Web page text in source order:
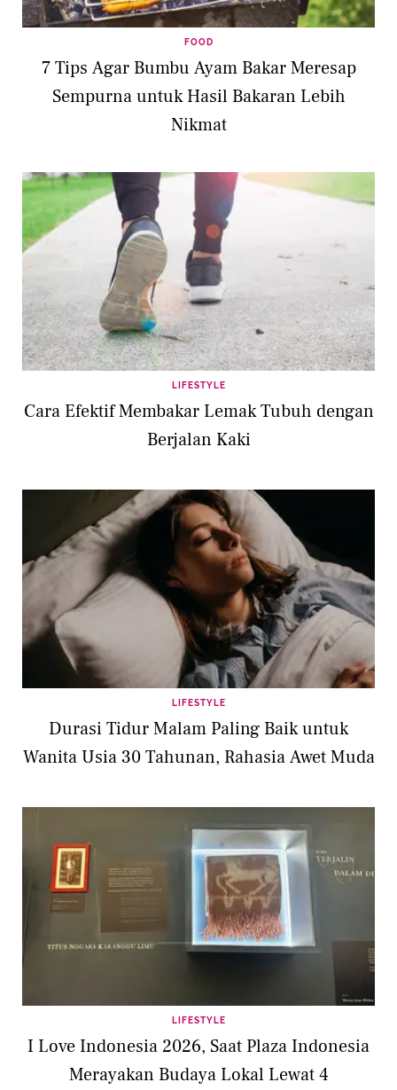
FOOD
7 Tips Agar Bumbu Ayam Bakar Meresap
Sempurna untuk Hasil Bakaran Lebih
Nikmat
LIFESTYLE
Cara Efektif Membakar Lemak Tubuh dengan
Berjalan Kaki
LIFESTYLE
Durasi Tidur Malam Paling Baik untuk
Wanita Usia 30 Tahunan, Rahasia Awet Muda
LIFESTYLE
I Love Indonesia 2026, Saat Plaza Indonesia
Merayakan Budaya Lokal Lewat 4